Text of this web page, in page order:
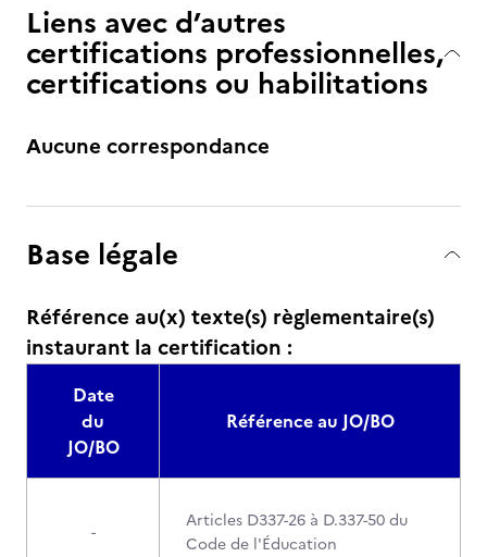
Liens avec d’autres
certifications professionnelles,
certifications ou habilitations
Aucune correspondance
Base légale
Référence au(x) texte(s) règlementaire(s)
instaurant la certification :
Date
du
JO/BO
Référence au JO/BO
-
Articles D337-26 à D.337-50 du
Code de l'Éducation